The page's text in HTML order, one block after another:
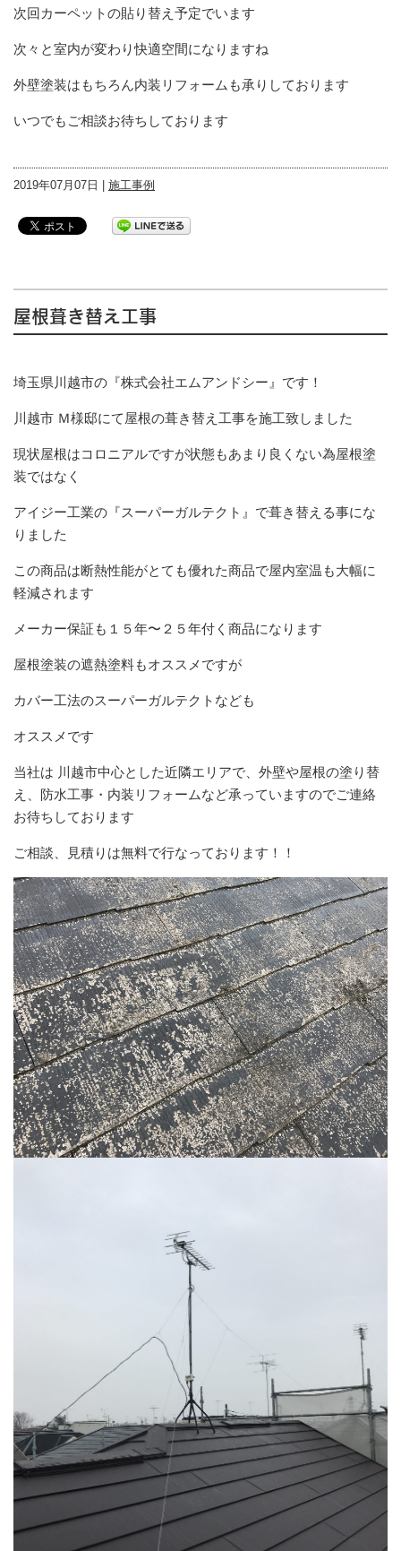
次回カーペットの貼り替え予定でいます
次々と室内が変わり快適空間になりますね
外壁塗装はもちろん内装リフォームも承りしております
いつでもご相談お待ちしております
2019年07月07日 | 施工事例
屋根葺き替え工事
埼玉県川越市の『株式会社エムアンドシー』です！
川越市 Ｍ様邸にて屋根の葺き替え工事を施工致しました
現状屋根はコロニアルですが状態もあまり良くない為屋根塗
装ではなく
アイジー工業の『スーパーガルテクト』で葺き替える事にな
りました
この商品は断熱性能がとても優れた商品で屋内室温も大幅に
軽減されます
メーカー保証も１５年〜２５年付く商品になります
屋根塗装の遮熱塗料もオススメですが
カバー工法のスーパーガルテクトなども
オススメです
当社は 川越市中心とした近隣エリアで、外壁や屋根の塗り替
え、防水工事・内装リフォームなど承っていますのでご連絡
お待ちしております
ご相談、見積りは無料で行なっております！！